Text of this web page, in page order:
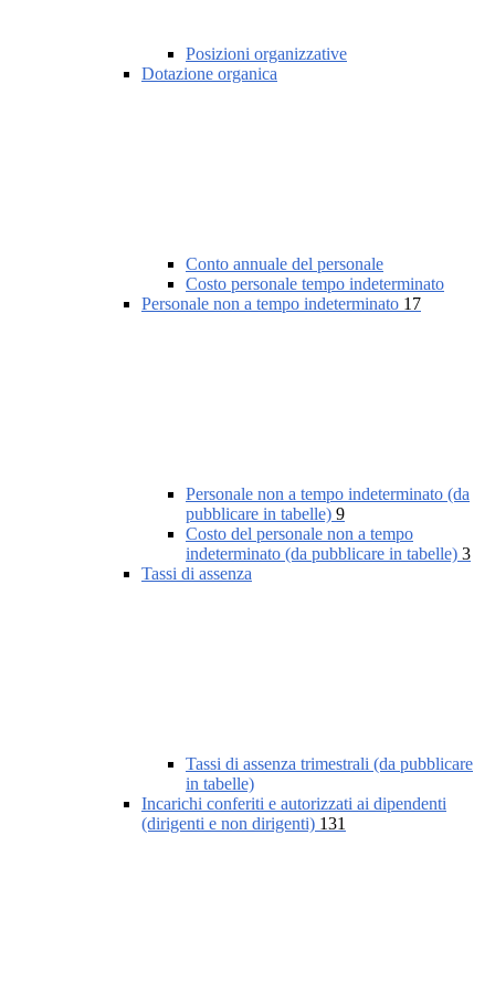
Posizioni organizzative
Dotazione organica
Conto annuale del personale
Costo personale tempo indeterminato
Personale non a tempo indeterminato 17
Personale non a tempo indeterminato (da
pubblicare in tabelle) 9
Costo del personale non a tempo
indeterminato (da pubblicare in tabelle) 3
Tassi di assenza
Tassi di assenza trimestrali (da pubblicare
in tabelle)
Incarichi conferiti e autorizzati ai dipendenti
(dirigenti e non dirigenti) 131